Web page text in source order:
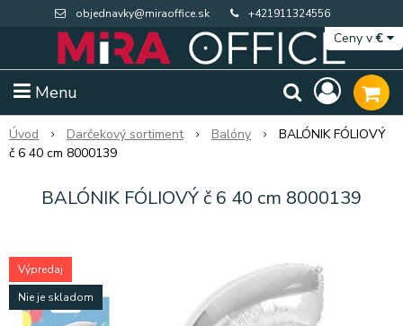
objednavky@miraoffice.sk +421911324556
Menu
Ceny v€
Úvod Darčekový sortiment Balóny
BALÓNIK FÓLIOVÝ
č 6 40 cm 8000139
BALÓNIK FÓLIOVÝ č 6 40 cm 8000139
Výpredaj
Nie je skladom